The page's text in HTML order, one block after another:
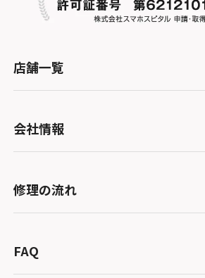
店舗一覧
北海道・東北
スマホスピタル大丸札幌
関東
スマホスピタル宇都宮
スマホスピタル 高崎
北陸・甲信越
スマホスピタルアル・プラザ小松
東海
会社情報
会社概要
総務省登録業者
修理の流れ
郵送修理の流れ
FAQ